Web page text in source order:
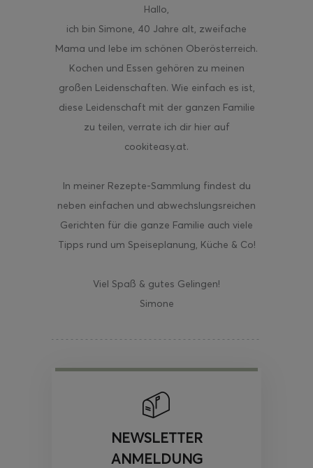
Hallo,
ich bin Simone, 40 Jahre alt, zweifache
Mama und lebe im schönen Oberösterreich.
Kochen und Essen gehören zu meinen
großen Leidenschaften. Wie einfach es ist,
diese Leidenschaft mit der ganzen Familie
zu teilen, verrate ich dir hier auf
cookiteasy.at.
In meiner Rezepte-Sammlung findest du
neben einfachen und abwechslungsreichen
Gerichten für die ganze Familie auch viele
Tipps rund um Speiseplanung, Küche & Co!
Viel Spaß & gutes Gelingen!
Simone
NEWSLETTER
ANMELDUNG